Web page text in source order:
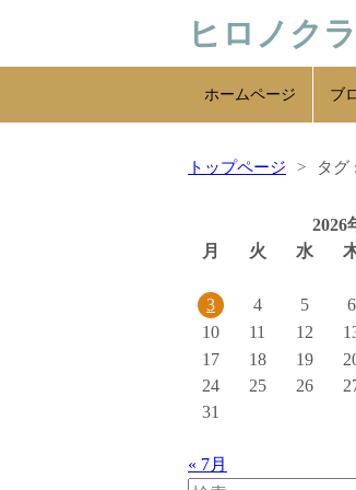
テ
ヒロノク
ホームページ ブ
トップページ タグ
2026
月
火 水
3
4 5 6
10
11 12
17
18 19
24
25 26
31
« 7月